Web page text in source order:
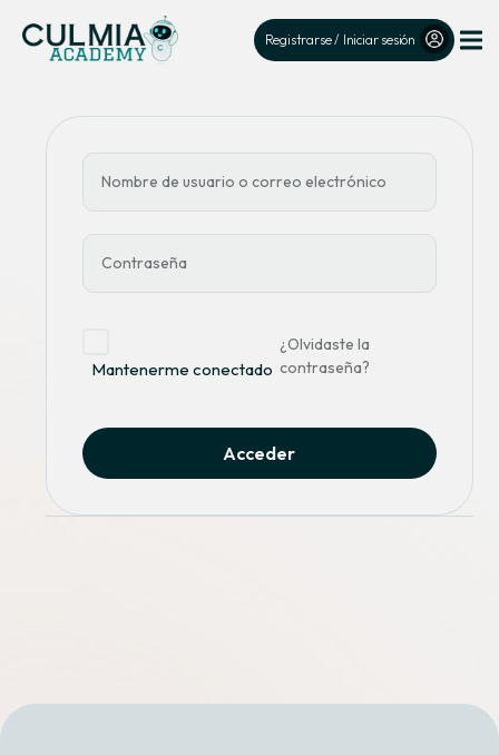
Registrarse / Iniciar sesión
Mantenerme conectado
¿Olvidaste la
contraseña?
Acceder